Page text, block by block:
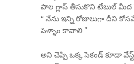
పాల గ్లాస్ తీసుకొని టేబుల్ మీద
“ నేను ఇన్ని రోజులుగా దీని
పెళ్ళాం కావాలి ”
అని చెప్పి ఒక్క సెకండ్ కూడా